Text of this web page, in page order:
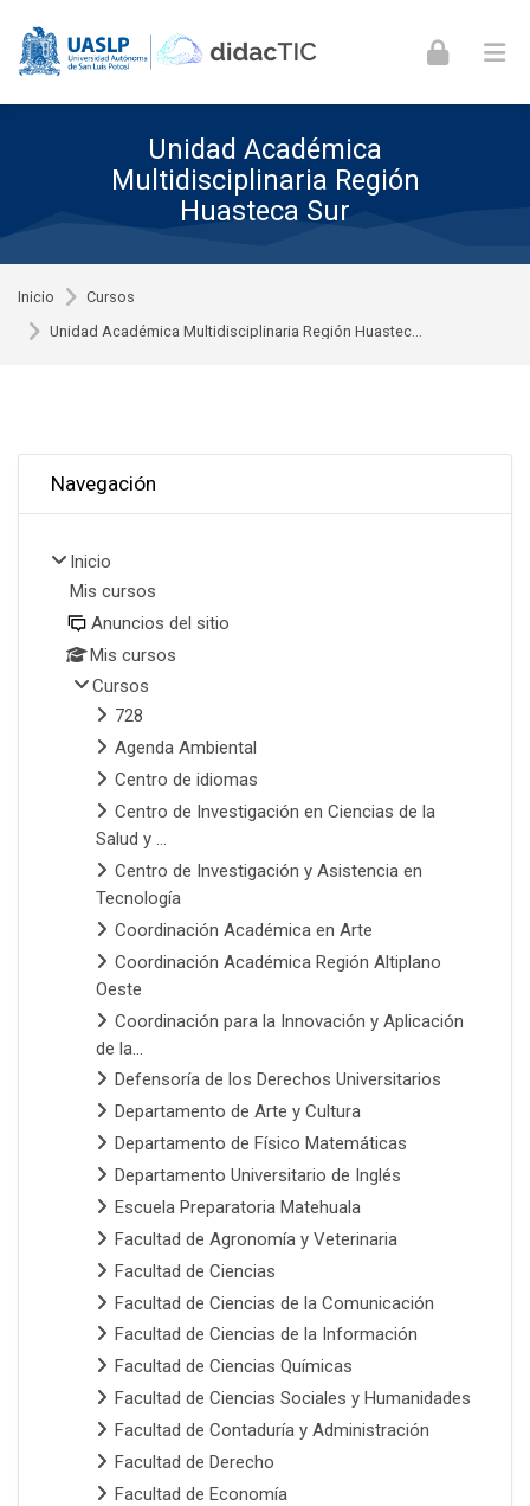
Unidad Académica
Multidisciplinaria Región
Huasteca Sur
Inicio
Cursos
Unidad Académica Multidisciplinaria Región Huastec...
Navegación
Inicio
Mis cursos
Anuncios del sitio
Mis cursos
Cursos
728
Agenda Ambiental
Centro de idiomas
Centro de Investigación en Ciencias de la
Salud y ...
Centro de Investigación y Asistencia en
Tecnología
Coordinación Académica en Arte
Coordinación Académica Región Altiplano
Oeste
Coordinación para la Innovación y Aplicación
de la...
Defensoría de los Derechos Universitarios
Departamento de Arte y Cultura
Departamento de Físico Matemáticas
Departamento Universitario de Inglés
Escuela Preparatoria Matehuala
Facultad de Agronomía y Veterinaria
Facultad de Ciencias
Facultad de Ciencias de la Comunicación
Facultad de Ciencias de la Información
Facultad de Ciencias Químicas
Facultad de Ciencias Sociales y Humanidades
Facultad de Contaduría y Administración
Facultad de Derecho
Facultad de Economía